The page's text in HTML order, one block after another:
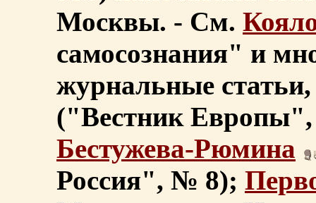
Москвы. - См.
самосознания" и
журнальные
("Вестник
Бестужева-Рюмина
Россия", № 8);